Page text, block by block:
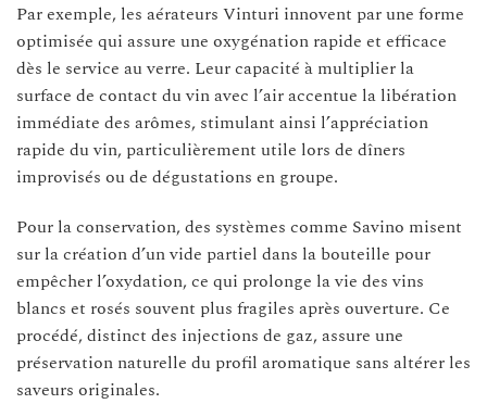
Par exemple, les aérateurs Vinturi innovent par une forme
optimisée qui assure une oxygénation rapide et efficace
dès le service au verre. Leur capacité à multiplier la
surface de contact du vin avec l’air accentue la libération
immédiate des arômes, stimulant ainsi l’appréciation
rapide du vin, particulièrement utile lors de dîners
improvisés ou de dégustations en groupe.
Pour la conservation, des systèmes comme Savino misent
sur la création d’un vide partiel dans la bouteille pour
empêcher l’oxydation, ce qui prolonge la vie des vins
blancs et rosés souvent plus fragiles après ouverture. Ce
procédé, distinct des injections de gaz, assure une
préservation naturelle du profil aromatique sans altérer les
saveurs originales.